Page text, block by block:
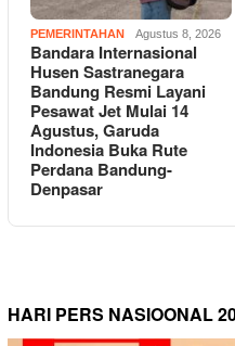
PEMERINTAHAN Agustus 8, 2026
Bandara Internasional
Husen Sastranegara
Bandung Resmi Layani
Pesawat Jet Mulai 14
Agustus, Garuda
Indonesia Buka Rute
Perdana Bandung-
Denpasar
HARI PERS NASIOONAL